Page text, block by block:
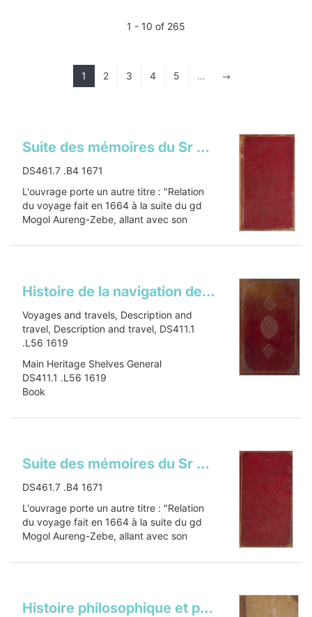
1 - 10 of 265
1 2 3 4 5 … $
Suite des mémoires du Sr Bernier sur l'empire du grand Mogol dédiez au royRelation du voyage fait en 1664 à la suite du gd Mogol Aureng-Zebe, allant avec son armée, de Dehli, capitale de l'Hindoustan, à Lahor, de Lahor, à Bember, et de Bember au Royaume du Kachemire, que les Mogols appellent ordinairement le paradis terrestre
DS461.7 .B4 1671
L'ouvrage porte un autre titre : "Relation
du voyage fait en 1664 à la suite du gd
Mogol Aureng-Zebe, allant avec son
Show more
Histoire de la navigation de Iean Hughes de Linschot Hollandois, aux Indes Orientales: contenant diverses descriptions des lieux iusques à present descouverts par les portugais, observations des coustumes & singularitez de delà, & autres declarations ; avec annotations de B. Paludanus ... sur la matiere des plantes & espiceries ; item quelques cartes geographiques, & autres figuresItinerario, voyage ofte schipvaert van Jan Huygen van Linschoten naer Oost ofte Portugaels Indien. FrenchGrand routier de mer
Voyages and travels, Description and
travel, Description and travel, DS411.1
.L56 1619
Main Heritage Shelves General
DS411.1 .L56 1619
Book
BIB-ID: 2505528
Show more
Suite des mémoires du Sr Bernier sur l'empire du grand Mogol dédiez au royRelation du voyage fait en 1664 à la suite du gd Mogol Aureng-Zebe, allant avec son armée, de Dehli, capitale de l'Hindoustan, à Lahor, de Lahor, à Bember, et de Bember au Royaume du Kachemire, que les Mogols appellent ordinairement le paradis terrestre
DS461.7 .B4 1671
L'ouvrage porte un autre titre : "Relation
du voyage fait en 1664 à la suite du gd
Mogol Aureng-Zebe, allant avec son
Show more
Histoire philosophique et politique des isles françoises dans les Indes occidentalesHistoire philosophique et politique des établissemens et du commerce des Européens dans les deux Indes. Selections